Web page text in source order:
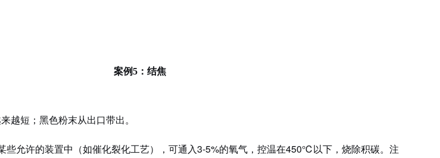
案例5：结焦
越短；黑色粉末从出口带出。
些允许的装置中（如催化裂化工艺），可通入3-5%的氧气，控温在450℃以下，烧除积碳。注